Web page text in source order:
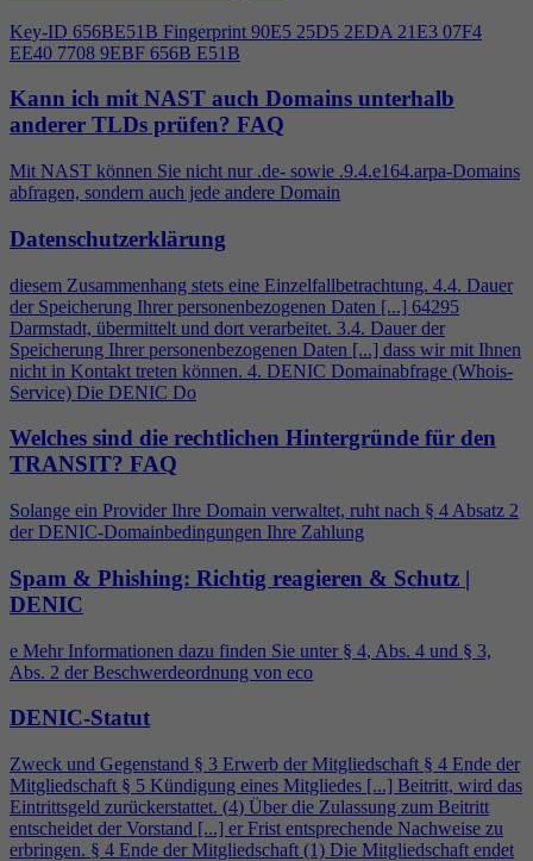
Key-ID 656BE51B Fingerprint 90E5 25D5 2EDA 21E3 07F4
EE40 7708 9EBF 656B E51B
Kann ich mit NAST auch Domains unterhalb
anderer TLDs prüfen? FAQ
Mit NAST können Sie nicht nur .de- sowie .9.4.e164.arpa-Domains
abfragen, sondern auch jede andere Domain
Datenschutzerklärung
diesem Zusammenhang stets eine Einzelfallbetrachtung. 4.4. Dauer
der Speicherung Ihrer personenbezogenen Daten [...] 64295
Darmstadt, übermittelt und dort verarbeitet. 3.4. Dauer der
Speicherung Ihrer personenbezogenen Daten [...] dass wir mit Ihnen
nicht in Kontakt treten können. 4. DENIC Domainabfrage (Whois-
Service) Die DENIC Do
Welches sind die rechtlichen Hintergründe für den
TRANSIT? FAQ
Solange ein Provider Ihre Domain verwaltet, ruht nach § 4 Absatz 2
der DENIC-Domainbedingungen Ihre Zahlung
Spam & Phishing: Richtig reagieren & Schutz |
DENIC
e Mehr Informationen dazu finden Sie unter § 4, Abs. 4 und § 3,
Abs. 2 der Beschwerdeordnung von eco
DENIC-Statut
Zweck und Gegenstand § 3 Erwerb der Mitgliedschaft § 4 Ende der
Mitgliedschaft § 5 Kündigung eines Mitgliedes [...] Beitritt, wird das
Eintrittsgeld zurückerstattet. (4) Über die Zulassung zum Beitritt
entscheidet der Vorstand [...] er Frist entsprechende Nachweise zu
erbringen. § 4 Ende der Mitgliedschaft (1) Die Mitgliedschaft endet